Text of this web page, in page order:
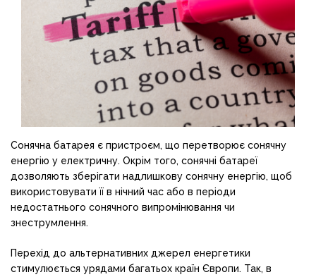
Сонячна батарея є пристроєм, що перетворює сонячну
енергію у електричну. Окрім того, сонячні батареї
дозволяють зберігати надлишкову сонячну енергію, щоб
використовувати її в нічний час або в періоди
недостатнього сонячного випромінювання чи
знеструмлення.
Перехід до альтернативних джерел енергетики
стимулюється урядами багатьох країн Європи. Так, в